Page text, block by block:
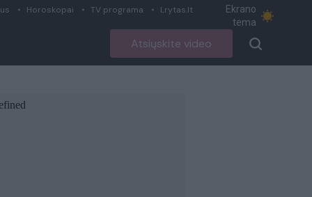
Horoskopai TV programa Lrytas.lt
Ekrano
tema
Atsiųskite video